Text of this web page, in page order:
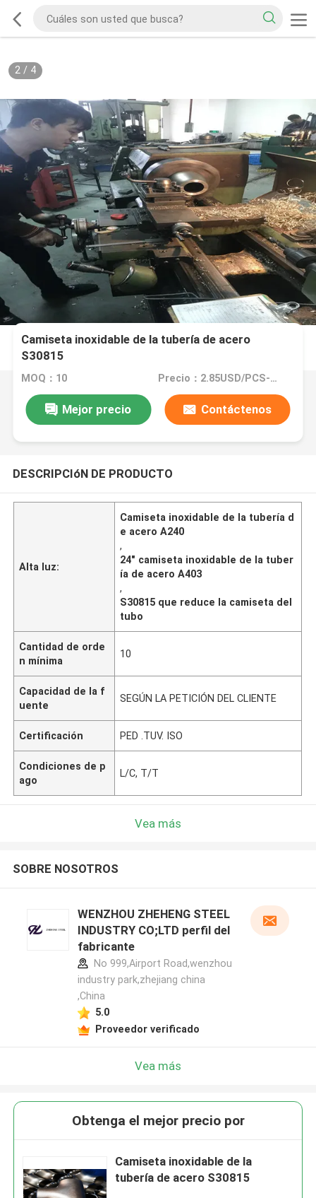
2/ 4
Camiseta inoxidable de la tubería de acero
S30815
MOQ：10 Precio：2.85USD/PCS--10977/PCS
Mejor precio Contáctenos
DESCRIPCIóN DE PRODUCTO
Alta luz:
Camiseta inoxidable de la tubería d
e acero A240
,
24" camiseta inoxidable de la tuber
ía de acero A403
,
S30815 que reduce la camiseta del
tubo
Cantidad de orde
n mínima
10
Capacidad de la f
uente
SEGÚN LA PETICIÓN DEL CLIENTE
Certificación PED .TUV. ISO
Condiciones de p
ago
L/C, T/T
Vea más
SOBRE NOSOTROS
WENZHOU ZHEHENG STEEL
INDUSTRY CO;LTD perfil del
fabricante
No 999,Airport Road,wenzhou
industry park,zhejiang china
,China
5.0
Proveedor verificado
Vea más
Obtenga el mejor precio por
Camiseta inoxidable de la
tubería de acero S30815